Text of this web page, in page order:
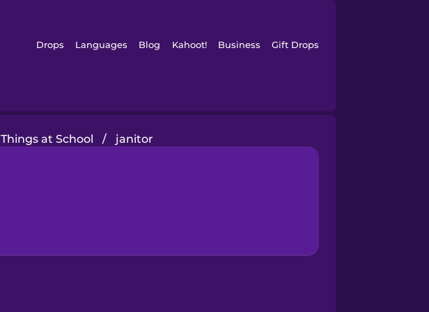
Drops Languages Blog Kahoot! Business Gift Drops
Things at School / janitor